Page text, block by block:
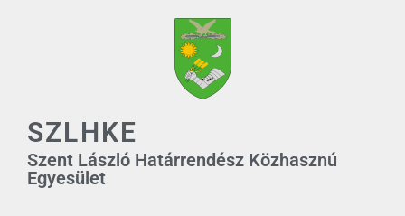
SZLHKE
Szent László Határrendész Közhasznú
Egyesület